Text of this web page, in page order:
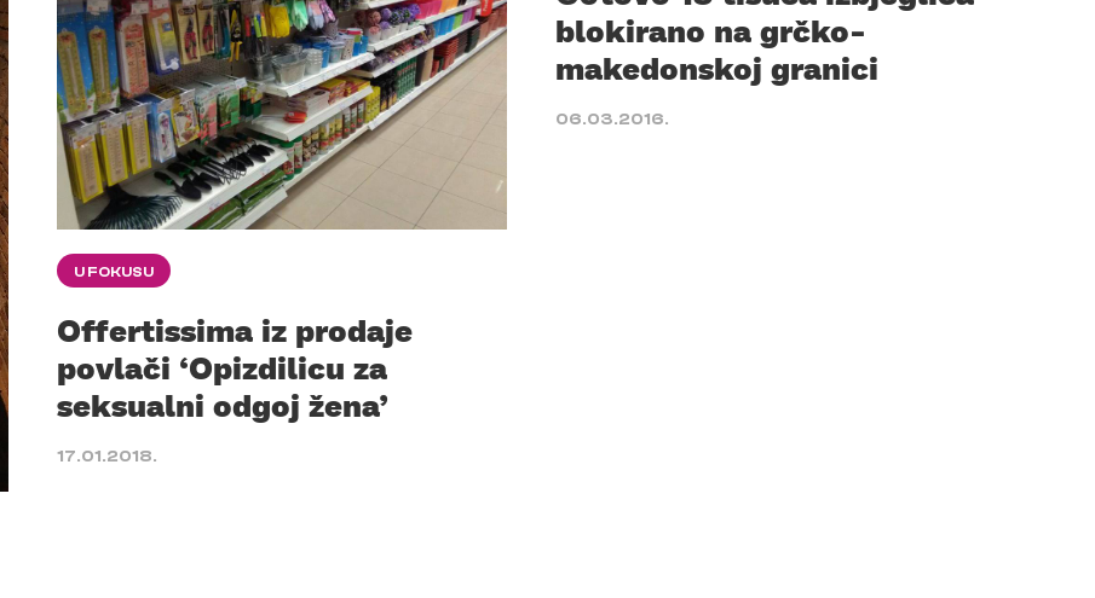
U FOKUSU
Offertissima iz prodaje
povlači ‘Opizdilicu za
seksualni odgoj žena’
17.01.2018.
blokirano na grčko-
makedonskoj granici
06.03.2016.